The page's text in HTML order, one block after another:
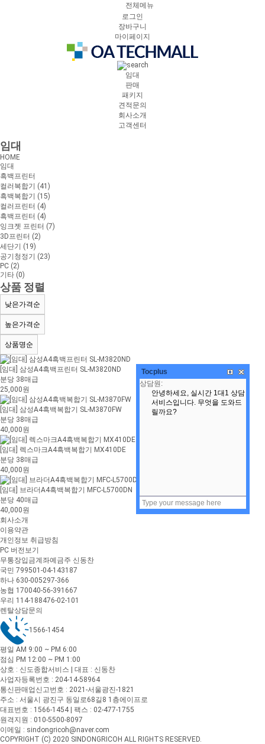
전체메뉴
로그인
장바구니
마이페이지
임대
판매
패키지
견적문의
회사소개
고객센터
임대
HOME
임대
흑백프린터
컬러복합기 (41)
흑백복합기 (15)
컬러프린터 (4)
흑백프린터 (4)
잉크젯 프린터 (7)
3D프린터 (2)
세단기 (19)
공기청정기 (23)
PC (2)
기타 (0)
상품 정렬
낮은가격순
높은가격순
상품명순
[임대] 삼성A4흑백프린터 SL-M3820ND
분당 38매급
25,000원
[임대] 삼성A4흑백복합기 SL-M3870FW
분당 38매급
40,000원
[임대] 렉스마크A4흑백복합기 MX410DE
분당 38매급
40,000원
[임대] 브라더A4흑백복합기 MFC-L5700DN
분당 40매급
40,000원
회사소개
이용약관
개인정보 취급방침
PC 버전보기
무통장입금계좌예금주 신동찬
국민 799501-04-143187
하나 630-005297-366
농협 170040-56-391667
우리 114-188476-02-101
렌탈상담문의
1566-1454
평일 AM 9:00 ~ PM 6:00
점심 PM 12:00 ~ PM 1:00
상호 : 신도종합서비스 | 대표 : 신동찬
사업자등록번호 : 204-14-58964
통신판매업신고번호 : 2021-서울광진-1821
주소 : 서울시 광진구 동일로68길8 1층에이프로
대표번호 : 1566-1454 | 팩스 : 02-477-1755
원격지원 : 010-5500-8097
이메일 : sindongricoh@naver.com
COPYRIGHT (C) 2020 SINDONGRICOH ALL RIGHTS RESERVED.
Tocplus